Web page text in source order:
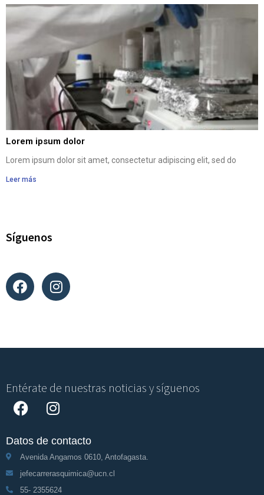
Lorem ipsum dolor
Lorem ipsum dolor sit amet, consectetur adipiscing elit, sed do
Leer más
Síguenos
Entérate de nuestras noticias y síguenos
Datos de contacto
Avenida Angamos 0610, Antofagasta.
jefecarrerasquimica@ucn.cl
55- 2355624